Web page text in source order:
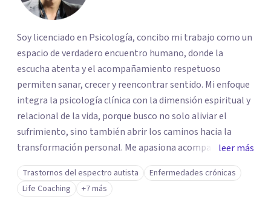
Soy licenciado en Psicología, concibo mi trabajo como un
espacio de verdadero encuentro humano, donde la
escucha atenta y el acompañamiento respetuoso
permiten sanar, crecer y reencontrar sentido. Mi enfoque
integra la psicología clínica con la dimensión espiritual y
relacional de la vida, porque busco no solo aliviar el
sufrimiento, sino también abrir los caminos hacia la
transformación personal. Me apasiona acompañar
procesos de duelo, ansiedad y crisis vitales, siempre desde
una mirada empática, interdisciplinaria y adaptada a cada
persona. En cada terapia abordamos la historia y el
leer más
Trastornos del espectro autista
Enfermedades crónicas
Life Coaching
+7 más